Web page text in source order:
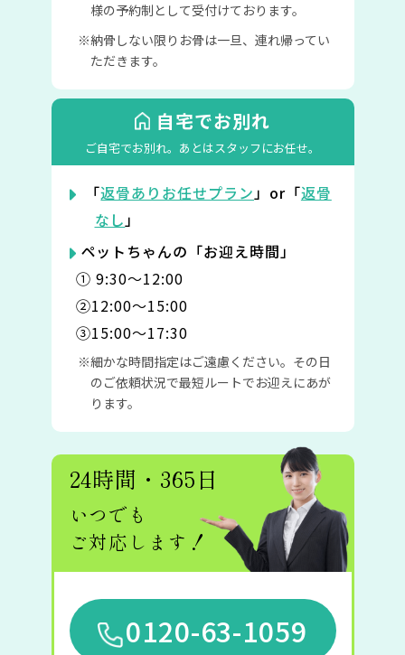
様の予約制として受付けております。
納骨しない限りお骨は一旦、連れ帰ってい
ただきます。
自宅でお別れ
ご自宅でお別れ。 あとはスタッフにお任せ。
「返骨ありお任せプラン」or「返骨
なし」
ペットちゃんの「お迎え時間」
① 9:30〜12:00
②12:00〜15:00
③15:00〜17:30
細かな時間指定はご遠慮ください。その日
のご依頼状況で最短ルートでお迎えにあが
ります。
24時間・365日
いつでも
ご対応します！
0120-63-1059